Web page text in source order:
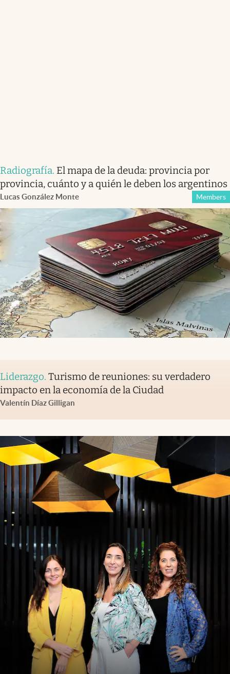
Radiografía. El mapa de la deuda: provincia por
provincia, cuánto y a quién le deben los argentinos
Lucas González Monte Members
Liderazgo. Turismo de reuniones: su verdadero
impacto en la economía de la Ciudad
Valentín Díaz Gilligan